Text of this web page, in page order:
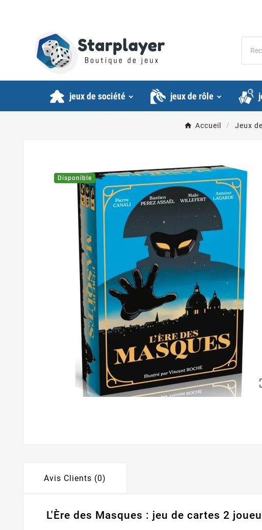
jeux de société jeux de rôle
Accueil Jeux
Disponible
Avis Clients (0)
L'Ère des Masques : jeu de cartes 2